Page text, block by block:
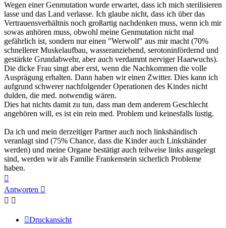
Wegen einer Genmutation wurde erwartet, dass ich mich sterilisieren
lasse und das Land verlasse. Ich glaube nicht, dass ich über das
Vertrauensverhältnis noch großartig nachdenken muss, wenn ich mir
sowas anhören muss, obwohl meine Genmutation nicht mal
gefährlich ist, sondern nur einen "Werwolf" aus mir macht (70%
schnellerer Muskelaufbau, wasseranziehend, serotoninfördernd und
gestärkte Grundabwehr, aber auch verdammt nerviger Haarwuchs).
Die dicke Frau singt aber erst, wenn die Nachkommen die volle
Ausprägung erhalten. Dann haben wir einen Zwitter. Dies kann ich
aufgrund schwerer nachfolgender Operationen des Kindes nicht
dulden, die med. notwendig wären.
Dies hat nichts damit zu tun, dass man dem anderem Geschlecht
angehören will, es ist ein rein med. Problem und keinesfalls lustig.
Da ich und mein derzeitiger Partner auch noch linkshändisch
veranlagt sind (75% Chance, dass die Kinder auch Linkshänder
werden) und meine Organe bestätigt auch teilweise links ausgelegt
sind, werden wir als Familie Frankenstein sicherlich Probleme
haben.
oben
Antworten
Druckansicht